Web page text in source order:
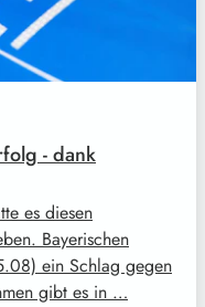
- dank
es diesen
Bayerischen
ein Schlag gegen
gibt es in …